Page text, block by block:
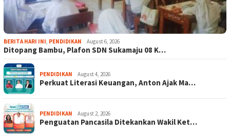
BERITA HARI INI PENDIDIKAN August 6, 2026
Ditopang Bambu, Plafon SDN Sukamaju 08 K…
PENDIDIKAN August 4, 2026
Perkuat Literasi Keuangan, Anton Ajak Ma…
PENDIDIKAN August 2, 2026
Penguatan Pancasila Ditekankan Wakil Ket…